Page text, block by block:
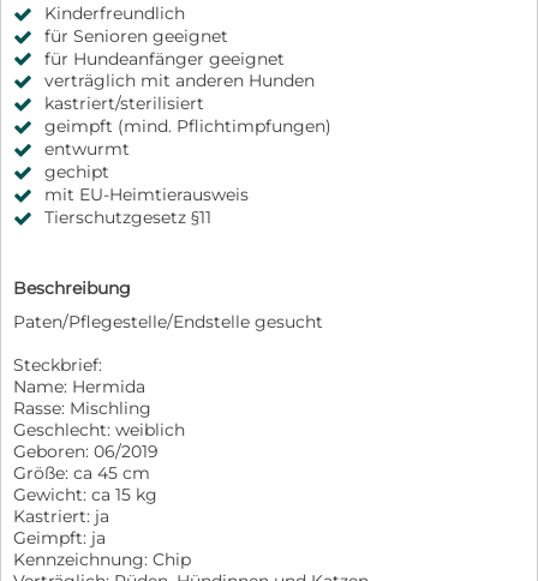
Kinderfreundlich
für Senioren geeignet
für Hundeanfänger geeignet
verträglich mit anderen Hunden
kastriert/sterilisiert
geimpft (mind. Pflichtimpfungen)
entwurmt
gechipt
mit EU-Heimtierausweis
Tierschutzgesetz §11
Beschreibung
Paten/Pflegestelle/Endstelle gesucht
Steckbrief:
Name: Hermida
Rasse: Mischling
Geschlecht: weiblich
Geboren: 06/2019
Größe: ca 45 cm
Gewicht: ca 15 kg
Kastriert: ja
Geimpft: ja
Kennzeichnung: Chip